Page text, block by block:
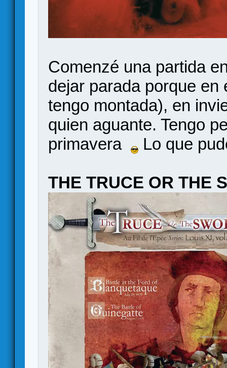
Comenzé una partida
dejar parada porque en
tengo montada), en
quien aguante. Tengo
primavera
Lo que
THE TRUCE OR THE